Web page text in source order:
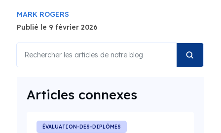
MARK ROGERS
Publié le 9 février 2026
Articles connexes
ÉVALUATION-DES-DIPLÔMES